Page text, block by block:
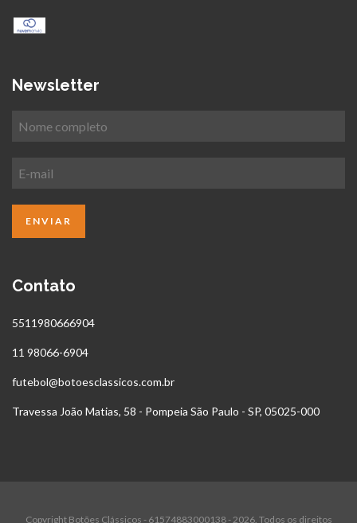
Newsletter
Contato
5511980666904
11 98066-6904
futebol@botoesclassicos.com.br
Travessa João Matias, 58 - Pompeia São Paulo - SP, 05025-000
Copyright Botões Clássicos - 61574883000138 - 2026. Todos os direitos